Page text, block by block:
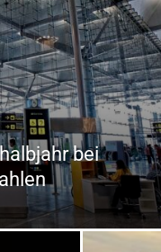
bei